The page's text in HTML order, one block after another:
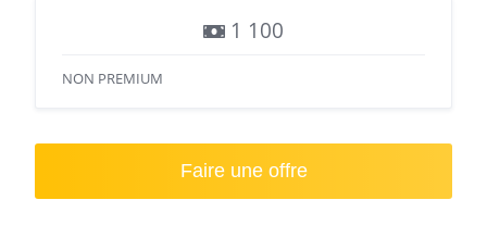
1 100
NON PREMIUM
Faire une offre